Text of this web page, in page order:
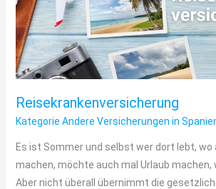
Reisekrankenversicherung
Kategorie Andere Versicherungen in
Es ist Sommer und selbst wer dort lebt, wo
machen, möchte auch mal Urlaub machen,
Aber nicht überall übernimmt die